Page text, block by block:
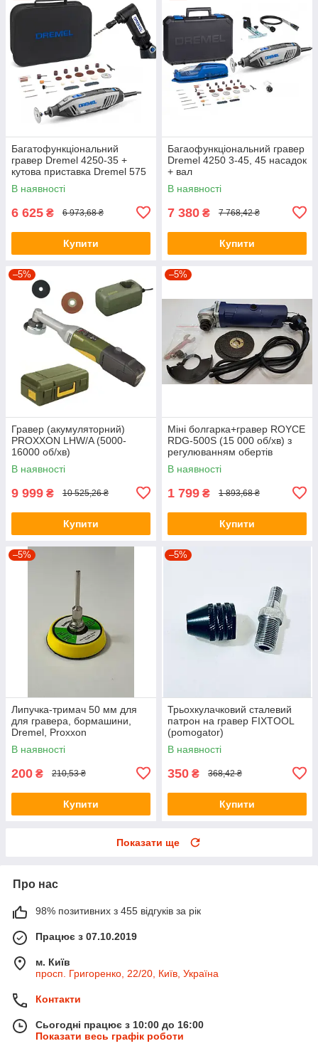
Багатофункціональний
гравер Dremel 4250-35 +
кутова приставка Dremel 575
В наявності
6 625 ₴ 6 973,68 ₴
Купити
Багаофункціональний гравер
Dremel 4250 3-45, 45 насадок
+ вал
В наявності
7 380 ₴ 7 768,42 ₴
Купити
–5%
Гравер (акумуляторний)
PROXXON LHW/A (5000-
16000 об/хв)
В наявності
9 999 ₴ 10 525,26 ₴
Купити
–5%
Міні болгарка+гравер ROYCE
RDG-500S (15 000 об/хв) з
регулюванням обертів
В наявності
1 799 ₴ 1 893,68 ₴
Купити
–5%
Липучка-тримач 50 мм для
для гравера, бормашини,
Dremel, Proxxon
В наявності
200 ₴ 210,53 ₴
Купити
–5%
Трьохкулачковий сталевий
патрон на гравер FIXTOOL
(pomogator)
В наявності
350 ₴ 368,42 ₴
Купити
Показати ще
Про нас
98% позитивних з 455 відгуків за рік
Працює з 07.10.2019
м. Київ
просп. Григоренко, 22/20, Київ, Україна
Контакти
Сьогодні працює з 10:00 до 16:00
Показати весь графік роботи